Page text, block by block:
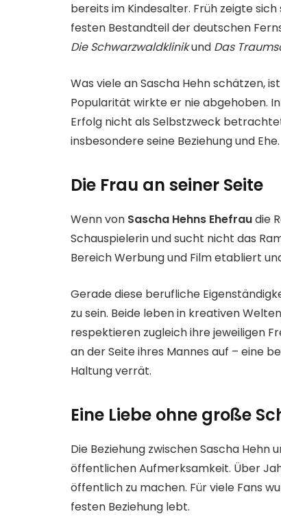
bereits im Kindesalter. Früh zeigte
festen Bestandteil der deutschen
Die Schwarzwaldklinikund Das
Was viele an Sascha Hehn schätzen,
Popularität wirkte er nie abgehoben.
Erfolg nicht als Selbstzweck
insbesondere seine Beziehung und Ehe.
Die Frau an seiner Seite
Wenn von Sascha Hehns Ehefraudie
Schauspielerin und sucht nicht das
Bereich Werbung und Film etabliert
Gerade diese berufliche
zu sein. Beide leben in kreativen
respektieren zugleich ihre jeweiligen
an der Seite ihres Mannes auf – eine
Haltung verrät.
Eine Liebe ohne große
Die Beziehung zwischen Sascha
öffentlichen Aufmerksamkeit. Über
öffentlich zu machen. Für viele Fans
festen Beziehung lebt.